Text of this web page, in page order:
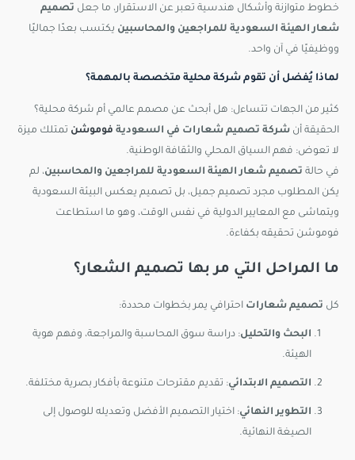
خطوط متوازنة وأشكال هندسية تعبر عن الاستقرار، ما جعل تصميم
شعار الهيئة السعودية للمراجعين والمحاسبين يكتسب بعدًا جماليًا
ووظيفيًا في آن واحد.
لماذا يُفضل أن تقوم شركة محلية متخصصة بالمهمة؟
كثير من الجهات تتساءل: هل أبحث عن مصمم عالمي أم شركة محلية؟
الحقيقة أن شركة تصميم شعارات في السعودية فوموشن تمتلك ميزة
لا تعوض: فهم السياق المحلي والثقافة الوطنية.
في حالة تصميم شعار الهيئة السعودية للمراجعين والمحاسبين، لم
يكن المطلوب مجرد تصميم جميل، بل تصميم يعكس البيئة السعودية
ويتماشى مع المعايير الدولية في نفس الوقت، وهو ما استطاعت
فوموشن تحقيقه بكفاءة.
ما المراحل التي مر بها تصميم الشعار؟
كل تصميم شعارات احترافي يمر بخطوات محددة:
البحث والتحليل: دراسة سوق المحاسبة والمراجعة، وفهم هوية
الهيئة.
التصميم الابتدائي: تقديم مقترحات متنوعة بأفكار بصرية مختلفة.
التطوير النهائي: اختيار التصميم الأفضل وتعديله للوصول إلى
الصيغة النهائية.